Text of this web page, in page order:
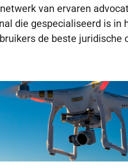
van ervaren
die gespecialiseerd is
de beste